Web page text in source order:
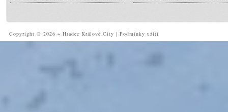
Copyright © 2026 ~ Hradec Králové City | Podmínky užití